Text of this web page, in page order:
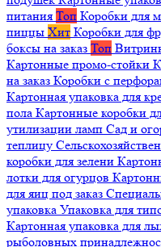
питания Топ Коробки для
пиццы Хит Коробки для
боксы на заказ Топ
Картонные промо-стойки
на заказ Коробки с
Картонная упаковка для
пола Картонные коробки
утилизации ламп Сад и
теплицу
коробки для зелени
лотки для огурцов
для яиц под заказ
упаковка Упаковка для
Картонная упаковка для
рыболовных